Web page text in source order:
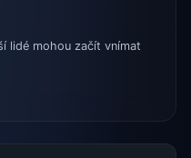
lidé mohou začít vnímat